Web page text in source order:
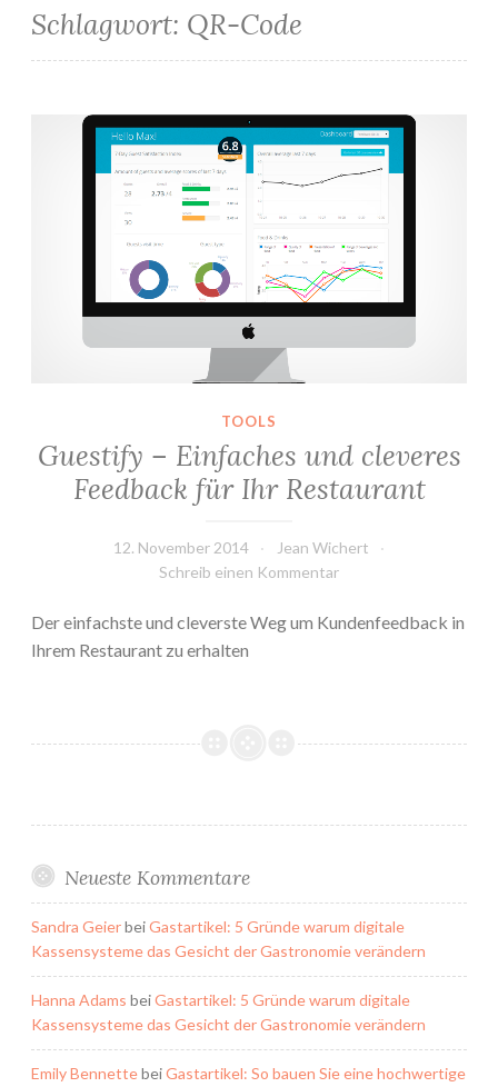
Schlagwort: QR-Code
Guestify – Einfaches und cleveres Feedback für Ihr Restaurant
TOOLS
Guestify – Einfaches und cleveres
Feedback für Ihr Restaurant
12. November 2014
Jean Wichert
Schreib einen Kommentar
Der einfachste und cleverste Weg um Kundenfeedback in
Ihrem Restaurant zu erhalten
Neueste Kommentare
Sandra GeierbeiGastartikel: 5 Gründe warum digitale
Kassensysteme das Gesicht der Gastronomie verändern
Hanna Adams beiGastartikel: 5 Gründe warum digitale
Kassensysteme das Gesicht der Gastronomie verändern
Emily BennettebeiGastartikel: So bauen Sie eine hochwertige